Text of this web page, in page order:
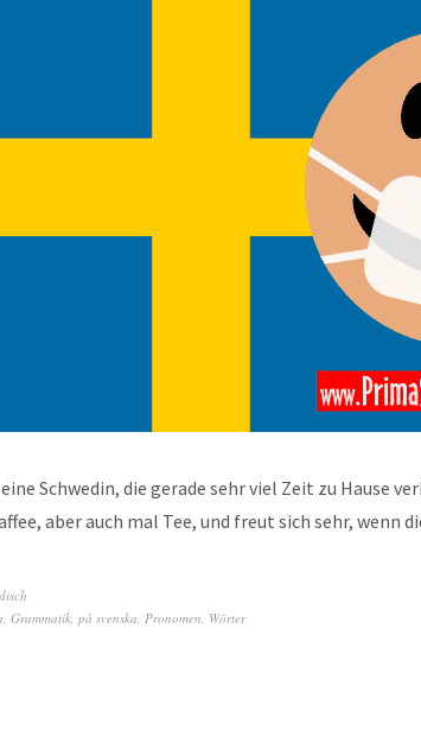
Schwedin, die gerade sehr viel Zeit zu Hause
aber auch mal Tee, und freut sich sehr, wenn
, Grammatik, på svenska, Pronomen, Wörter